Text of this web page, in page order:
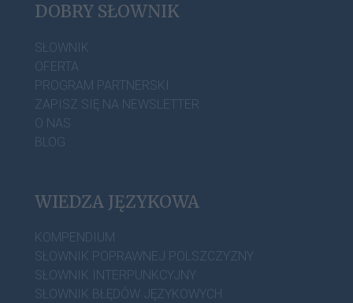
DOBRY SŁOWNIK
SŁOWNIK
OFERTA
PROGRAM PARTNERSKI
ZAPISZ SIĘ NA NEWSLETTER
O NAS
BLOG
WIEDZA JĘZYKOWA
KOMPENDIUM
SŁOWNIK POPRAWNEJ POLSZCZYZNY
SŁOWNIK INTERPUNKCYJNY
SŁOWNIK BŁĘDÓW JĘZYKOWYCH